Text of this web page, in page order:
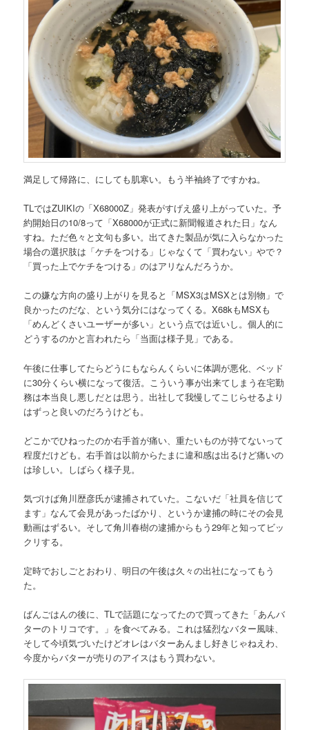
満足して帰路に、にしても肌寒い。もう半袖終了ですかね。
TLではZUIKIの「X68000Z」発表がすげえ盛り上がっていた。予
約開始日の10/8って「X68000が正式に新聞報道された日」なん
すね。ただ色々と文句も多い。出てきた製品が気に入らなかった
場合の選択肢は「ケチをつける」じゃなくて「買わない」やで？
「買った上でケチをつける」のはアリなんだろうか。
この嫌な方向の盛り上がりを見ると「MSX3はMSXとは別物」で
良かったのだな、という気分にはなってくる。X68kもMSXも
「めんどくさいユーザーが多い」という点では近いし。個人的に
どうするのかと言われたら「当面は様子見」である。
午後に仕事してたらどうにもならんくらいに体調が悪化、ベッド
に30分くらい横になって復活。こういう事が出来てしまう在宅勤
務は本当良し悪しだとは思う。出社して我慢してこじらせるより
はずっと良いのだろうけども。
どこかでひねったのか右手首が痛い、重たいものが持てないって
程度だけども。右手首は以前からたまに違和感は出るけど痛いの
は珍しい。しばらく様子見。
気づけば角川歴彦氏が逮捕されていた。こないだ「社員を信じて
ます」なんて会見があったばかり、というか逮捕の時にその会見
動画はずるい。そして角川春樹の逮捕からもう29年と知ってビッ
クリする。
定時でおしごとおわり、明日の午後は久々の出社になってもう
た。
ばんごはんの後に、TLで話題になってたので買ってきた「あんバ
ターのトリコです。」を食べてみる。これは猛烈なバター風味、
そして今頃気づいたけどオレはバターあんまし好きじゃねえわ、
今度からバターが売りのアイスはもう買わない。